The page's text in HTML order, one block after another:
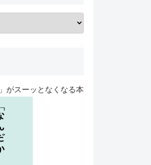
がスーッとなくなる本